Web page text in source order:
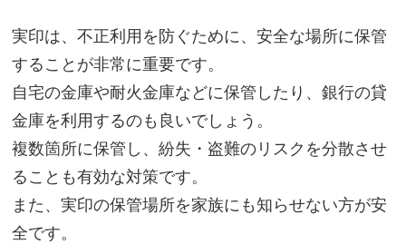
実印は、不正利用を防ぐために、安全な場所に保管
することが非常に重要です。
自宅の金庫や耐火金庫などに保管したり、銀行の貸
金庫を利用するのも良いでしょう。
複数箇所に保管し、紛失・盗難のリスクを分散させ
ることも有効な対策です。
また、実印の保管場所を家族にも知らせない方が安
全です。